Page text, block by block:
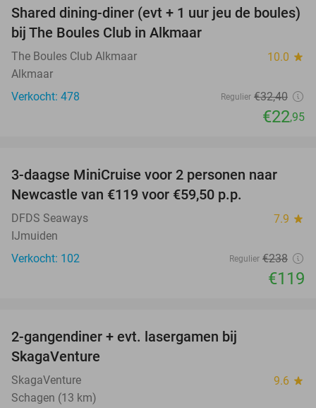
29%
Shared dining-diner (evt + 1 uur jeu de boules)
bij The Boules Club in Alkmaar
The Boules Club Alkmaar 10.0 star
Alkmaar
Verkocht: 478
Regulier €32,40
€22,95
50%
3-daagse MiniCruise voor 2 personen naar
Newcastle van €119 voor €59,50 p.p.
DFDS Seaways 7.9 star
IJmuiden
Verkocht: 102
Regulier €238
€119
2-gangendiner + evt. lasergamen bij
SkagaVenture
SkagaVenture 9.6 star
Schagen (13 km)